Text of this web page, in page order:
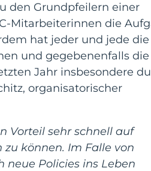
den Grundpfeilern einer
Mitarbeiterinnen die
hat jeder und jede die
und gegebenenfalls die
Jahr insbesondere
organisatorischer
Vorteil sehr schnell auf
können. Im Falle von
neue Policies ins Leben